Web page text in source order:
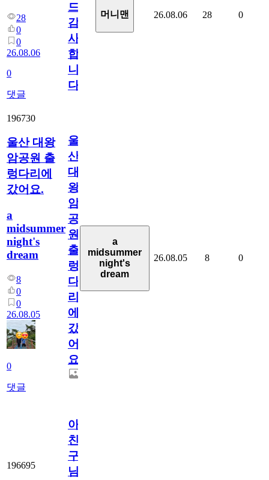
28
0
0
26.08.06
0
댓글
드
감
사
합
니
다
머니맨 26.08.06 28 0
196730
울산 대왕
암공원 출
렁다리에
갔어요.
a
midsummer
night's
dream
8
0
0
26.08.05
0
댓글
울
산
대
왕
암
공
원
출
렁
다
리
에
갔
어
요.
a
midsummer
night's
dream
26.08.05 8 0
196695
아.
친
구
님